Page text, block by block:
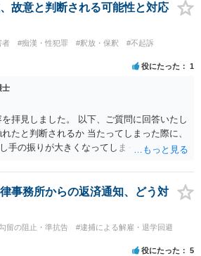
故意と判断される可能性と対応
者 #痴漢・性犯罪 #釈放・保釈
#不起訴
役にたった 1
士
拝見しました。 以下、ご質問に回答いたし
たと判断されるか 当たってしまった際に、
手の振りが大きくなってしまっていたこと
れやすいのでしょうか？ お伺いする限り、
ことは無いかと思います。 ②逮捕、呼び出し
痴漢やその他の犯罪を犯したとして、逮
はどれほどでしょうか？ 誤って当たってし
その場で女性等のアクションが無かったこ
び出される可能性は極めて低いと思いま
事務所からの返済通知、どう対
留の阻止・準抗告
#逮捕による解雇・退学回避
役にたった 5